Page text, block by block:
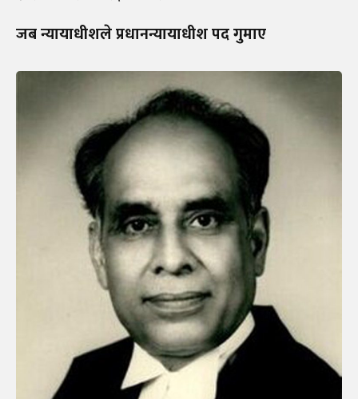
जब न्यायाधीशले प्रधानन्यायाधीश पद गुमाए